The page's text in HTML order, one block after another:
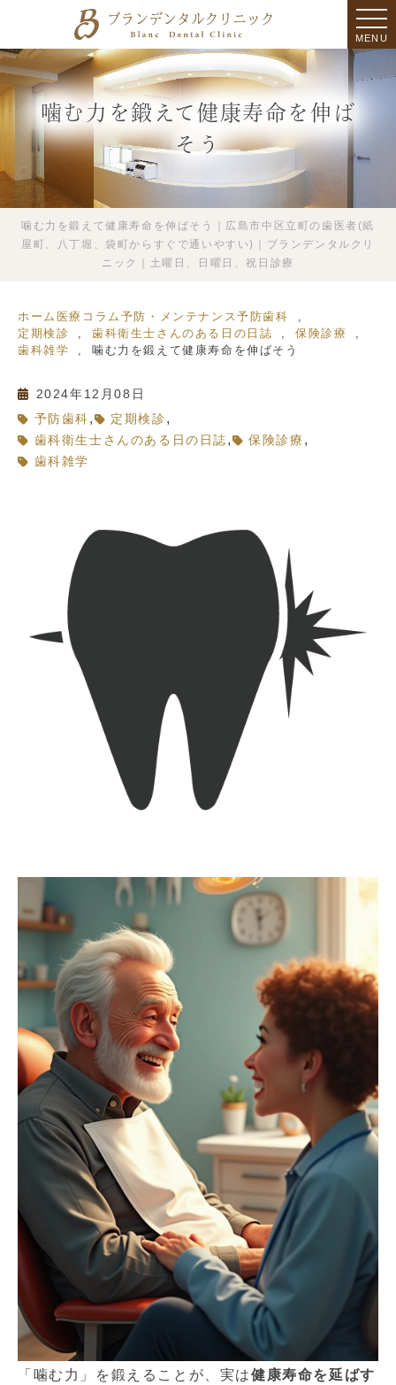
MENU
噛む力を鍛えて健康寿命を伸ば
そう
噛む力を鍛えて健康寿命を伸ばそう｜広島市中区立町の歯医者(紙
屋町、八丁堀、袋町からすぐで通いやすい)｜ブランデンタルクリ
ニック｜土曜日、日曜日、祝日診療
ホーム 医療コラム 予防・メンテナンス予防歯科
定期検診
歯科衛生士さんのある日の日誌
保険診療
歯科雑学
噛む力を鍛えて健康寿命を伸ばそう
2024年12月08日
予防歯科 , 定期検診 ,
歯科衛生士さんのある日の日誌 , 保険診療 ,
歯科雑学
「噛む力」を鍛えることが、実は健康寿命を延ばす